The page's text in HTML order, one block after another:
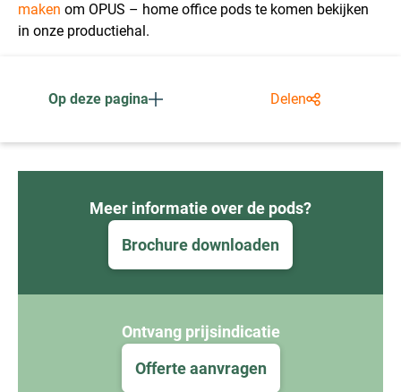
maken om OPUS – home office pods te komen bekijken
in onze productiehal.
Op deze pagina Delen
Meer informatie over de pods?
Brochure downloaden
Ontvang prijsindicatie
Offerte aanvragen